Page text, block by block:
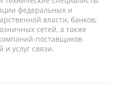
федеральных и
власти, банков,
сетей, а также
поставщиков
услуг связи.